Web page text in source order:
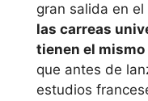
gran salida en
las carreas
tienen el mismo
que antes de
estudios